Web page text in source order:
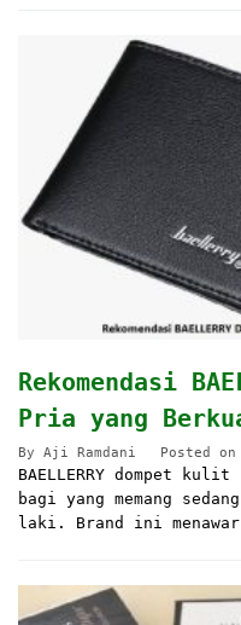
Rekomendasi
Pria yang
By Aji Ramdani Posted on
BAELLERRY dompet
bagi yang memang
laki. Brand ini